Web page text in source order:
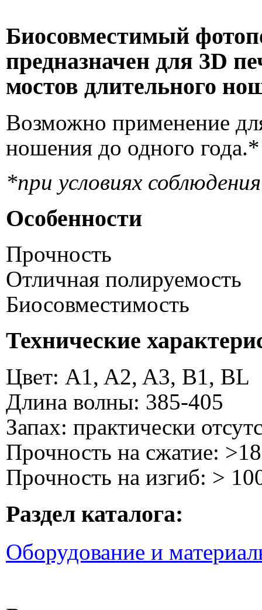
Биосовместимый
предназначен для 3D
мостов длительного
Возможно применение
ношения до одного года.*
*при условиях
Особенности
Прочность
Отличная полируемость
Биосовместимость
Технические
Цвет: A1, A2, A3, B1, BL
Длина волны: 385-405
Запах: практически
Прочность на сжатие:
Прочность на изгиб: >
Раздел каталога:
Оборудование и